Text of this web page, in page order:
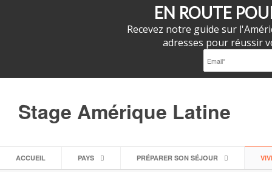
Stage Amérique Latine
ACCUEIL PAYS PRÉPARER SON SÉJOUR
EN ROUTE
Recevez notre guide sur
adresses pour réussir